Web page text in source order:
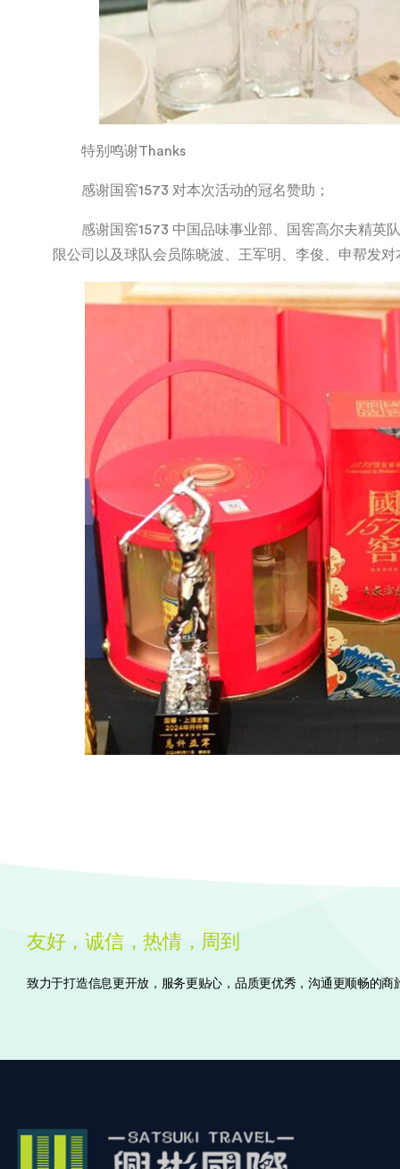
特别鸣谢Thanks
感谢国窖1573 对本次活动的冠名赞助；
感谢国窖1573 中国品味事业部、国窖高尔夫精英
限公司以及球队会员陈晓波、王军明、李俊、申帮发
友好，诚信，热情，周到
致力于打造信息更开放，服务更贴心，品质更优秀，沟通更顺畅的商